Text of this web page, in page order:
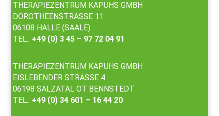
THERAPIEZENTRUM KAPUHS GMBH
DOROTHEENSTRASSE 11
06108 HALLE (SAALE)
TEL.: +49 (0) 3 45 – 97 72 04 91
THERAPIEZENTRUM KAPUHS GMBH
EISLEBENDER STRASSE 4
06198 SALZATAL OT BENNSTEDT
TEL.: +49 (0) 34 601 – 16 44 20